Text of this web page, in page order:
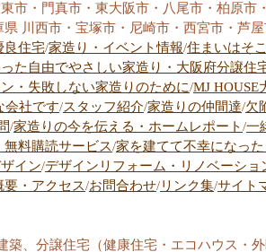
市・門真市・東大阪市・八尾市・柏原市
川西市・宝塚市・尼崎市・西宮市・芦
良住宅/家造り・イベント情報/住まいはそ
た自由でやさしい家造り・大阪府分譲住
・失敗しない家造りのために/MJ HOUSE
会社です/スタッフ紹介/家造りの仲間達/欠
/家造りの今を伝える・ホームレポート/一
無料購読サービス/家を建てて不幸になっ
イン/デザインリフォーム・リノベーショ
要・アクセス/お問合わせ/リンク集/サイト
築、分譲住宅（健康住宅・エコハウス・